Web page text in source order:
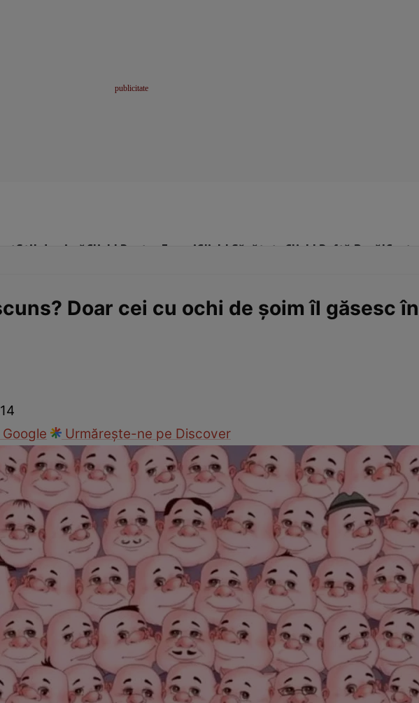
Stil de viațăClick! Pentru FemeiClick! Sănătate Click! Poftă Bună!
Doar cei cu ochi de șoim îl găsesc
Urmărește-ne pe Discover